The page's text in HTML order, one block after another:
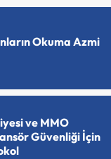
Okuma Azmi
ve MMO
Güvenliği İçin